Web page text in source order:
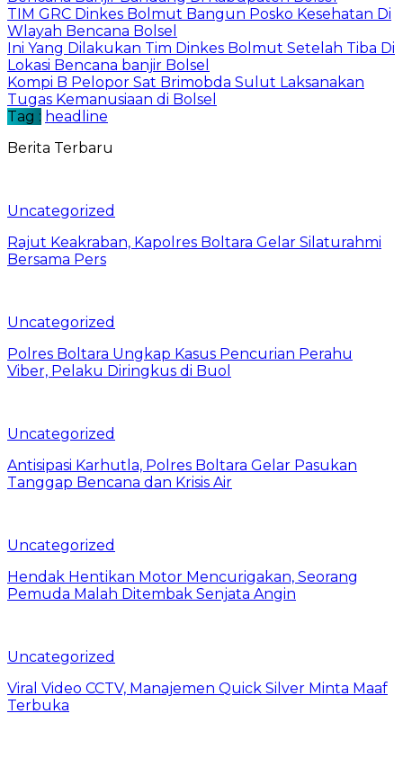
TIM GRC Dinkes Bolmut Bangun Posko Kesehatan Di
Wlayah Bencana Bolsel
Ini Yang Dilakukan Tim Dinkes Bolmut Setelah Tiba Di
Lokasi Bencana banjir Bolsel
Kompi B Pelopor Sat Brimobda Sulut Laksanakan
Tugas Kemanusiaan di Bolsel
Tag : headline
Berita Terbaru
Uncategorized
Rajut Keakraban, Kapolres Boltara Gelar Silaturahmi
Bersama Pers
Uncategorized
Polres Boltara Ungkap Kasus Pencurian Perahu
Viber, Pelaku Diringkus di Buol
Uncategorized
Antisipasi Karhutla, Polres Boltara Gelar Pasukan
Tanggap Bencana dan Krisis Air
Uncategorized
Hendak Hentikan Motor Mencurigakan, Seorang
Pemuda Malah Ditembak Senjata Angin
Uncategorized
Viral Video CCTV, Manajemen Quick Silver Minta Maaf
Terbuka